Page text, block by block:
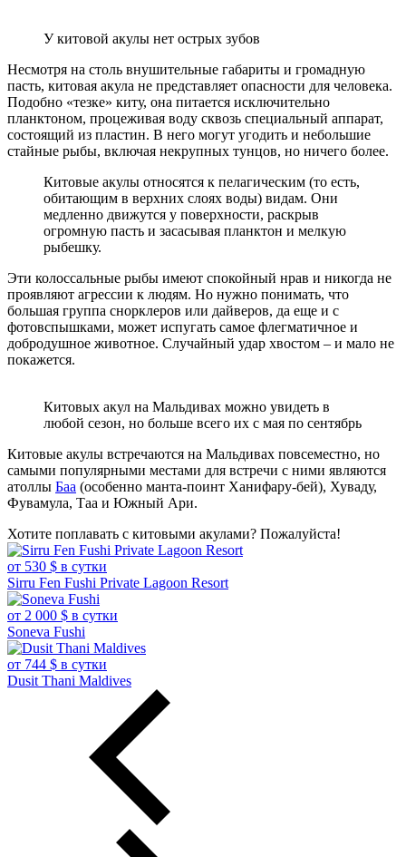
У китовой акулы нет острых зубов
Несмотря на столь внушительные габариты и громадную
пасть, китовая акула не представляет опасности для человека.
Подобно «тезке» киту, она питается исключительно
планктоном, процеживая воду сквозь специальный аппарат,
состоящий из пластин. В него могут угодить и небольшие
стайные рыбы, включая некрупных тунцов, но ничего более.
Китовые акулы относятся к пелагическим (то есть,
обитающим в верхних слоях воды) видам. Они
медленно движутся у поверхности, раскрыв
огромную пасть и засасывая планктон и мелкую
рыбешку.
Эти колоссальные рыбы имеют спокойный нрав и никогда не
проявляют агрессии к людям. Но нужно понимать, что
большая группа снорклеров или дайверов, да еще и с
фотовспышками, может испугать самое флегматичное и
добродушное животное. Случайный удар хвостом – и мало не
покажется.
Китовых акул на Мальдивах можно увидеть в
любой сезон, но больше всего их с мая по сентябрь
Китовые акулы встречаются на Мальдивах повсеместно, но
самыми популярными местами для встречи с ними являются
атоллы Баа (особенно манта-поинт Ханифару-бей), Хуваду,
Фувамула, Таа и Южный Ари.
Хотите поплавать с китовыми акулами? Пожалуйста!
от 530 $ в сутки
Sirru Fen Fushi Private Lagoon Resort
от 2 000 $ в сутки
Soneva Fushi
от 744 $ в сутки
Dusit Thani Maldives